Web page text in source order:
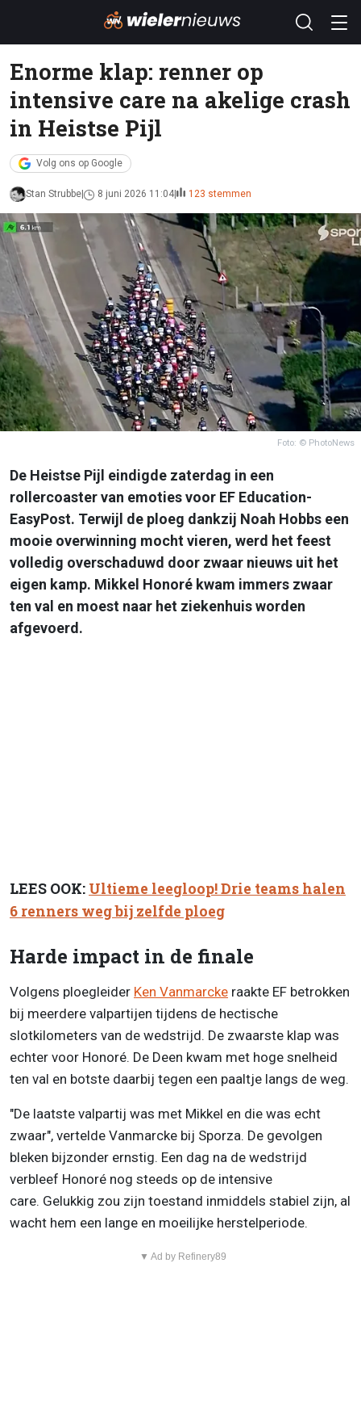
Enorme klap: renner op
intensive care na akelige crash
in Heistse Pijl
Volg ons op Google
Stan Strubbe 8 juni 2026 11:04 123 stemmen
Foto: © PhotoNews
De Heistse Pijl eindigde zaterdag in een
rollercoaster van emoties voor EF Education-
EasyPost. Terwijl de ploeg dankzij Noah Hobbs een
mooie overwinning mocht vieren, werd het feest
volledig overschaduwd door zwaar nieuws uit het
eigen kamp. Mikkel Honoré kwam immers zwaar
ten val en moest naar het ziekenhuis worden
afgevoerd.
LEES OOK: Ultieme leegloop! Drie teams halen
6 renners weg bij zelfde ploeg
Harde impact in de finale
Volgens ploegleider Ken Vanmarcke raakte EF betrokken
bij meerdere valpartijen tijdens de hectische
slotkilometers van de wedstrijd. De zwaarste klap was
echter voor Honoré. De Deen kwam met hoge snelheid
ten val en botste daarbij tegen een paaltje langs de weg.
"De laatste valpartij was met Mikkel en die was echt
zwaar", vertelde Vanmarcke bij Sporza. De gevolgen
bleken bijzonder ernstig. Een dag na de wedstrijd
verbleef Honoré nog steeds op de intensive
care. Gelukkig zou zijn toestand inmiddels stabiel zijn, al
wacht hem een lange en moeilijke herstelperiode.
▼ Ad by Refinery89